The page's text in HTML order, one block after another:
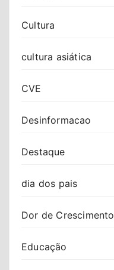
Cultura
cultura asiática
CVE
Desinformacao
Destaque
dia dos pais
Dor de Crescimento
Educação